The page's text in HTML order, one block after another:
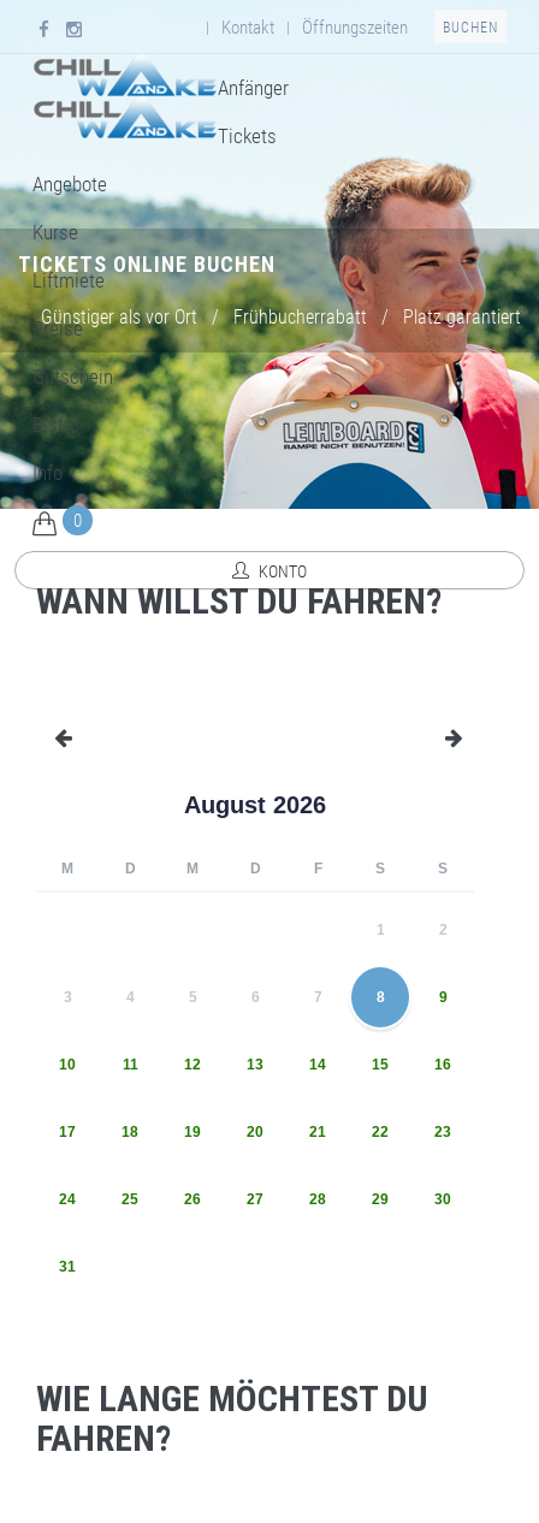
| Kontakt | Öffnungszeiten BUCHEN
Anfänger
Tickets
Angebote
Kurse
Liftmiete
Preise
Gutschein
Bistro
Info
0
KONTO
TICKETS ONLINE BUCHEN
Günstiger als vor Ort / Frühbucherrabatt / Platz garantiert
WANN WILLST DU FAHREN?
August 2026
M D M D F S S
1 2
3 4 5 6 7 8 9
10 11 12 13 14 15 16
17 18 19 20 21 22 23
24 25 26 27 28 29 30
31
WIE LANGE MÖCHTEST DU
FAHREN?